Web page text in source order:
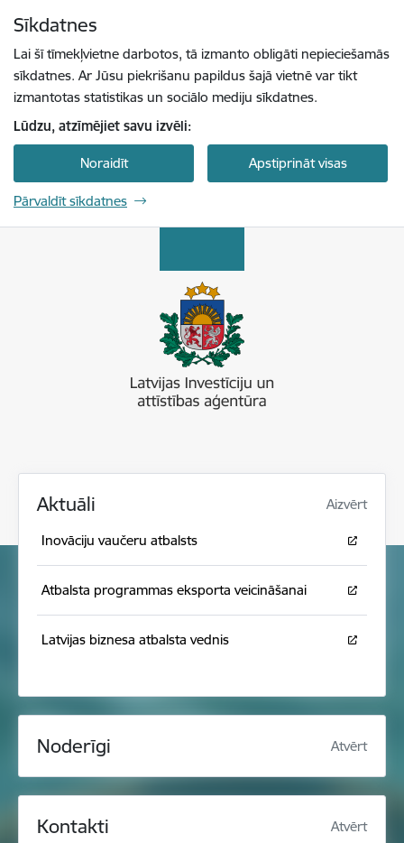
Sīkdatnes
Lai šī tīmekļvietne darbotos, tā izmanto obligāti nepieciešamās
sīkdatnes. Ar Jūsu piekrišanu papildus šajā vietnē var tikt
izmantotas statistikas un sociālo mediju sīkdatnes.
Lūdzu, atzīmējiet savu izvēli:
Noraidīt Apstiprināt visas
Pārvaldīt sīkdatnes
Aktuāli Aizvērt
Inovāciju vaučeru atbalsts
Atbalsta programmas eksporta veicināšanai
Latvijas biznesa atbalsta vednis
Noderīgi Atvērt
Kontakti Atvērt